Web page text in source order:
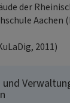
der
Aachen
2011)